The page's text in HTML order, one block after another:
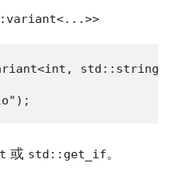
std::string>>
或 std::get_if。